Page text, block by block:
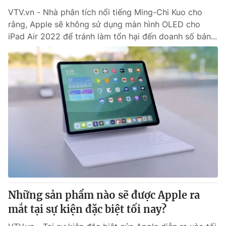
VTV.vn - Nhà phân tích nổi tiếng Ming-Chi Kuo cho
rằng, Apple sẽ không sử dụng màn hình OLED cho
iPad Air 2022 để tránh làm tổn hại đến doanh số bán...
Những sản phẩm nào sẽ được Apple ra
mắt tại sự kiện đặc biệt tối nay?